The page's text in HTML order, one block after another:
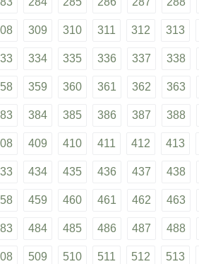
309 310 311 312 313
334 335 336 337 338
359 360 361 362 363
384 385 386 387 388
409 410 411 412 413
434 435 436 437 438
459 460 461 462 463
484 485 486 487 488
509 510 511 512 513